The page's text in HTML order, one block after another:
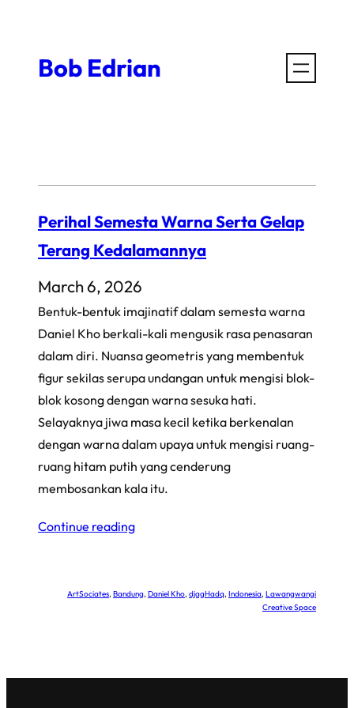
contentBob Edrian
Perihal Semesta Warna Serta Gelap
Terang Kedalamannya
March 6, 2026
Bentuk-bentuk imajinatif dalam semesta warna
Daniel Kho berkali-kali mengusik rasa penasaran
dalam diri. Nuansa geometris yang membentuk
figur sekilas serupa undangan untuk mengisi blok-
blok kosong dengan warna sesuka hati.
Selayaknya jiwa masa kecil ketika berkenalan
dengan warna dalam upaya untuk mengisi ruang-
ruang hitam putih yang cenderung
membosankan kala itu.
Continue reading
ArtSociates, Bandung, Daniel Kho, djagHadq, Indonesia, Lawangwangi
Creative Space